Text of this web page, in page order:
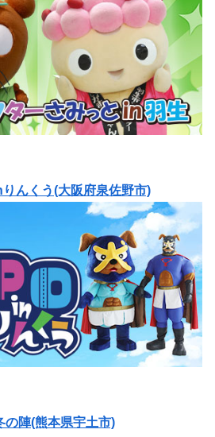
んくう(大阪府泉佐野市)
の陣(熊本県宇土市)